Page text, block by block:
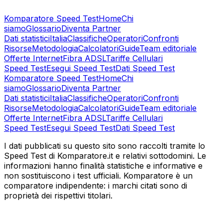
Komparatore Speed TestHomeChi
siamoGlossarioDiventa Partner
Dati statisticiItaliaClassificheOperatoriConfronti
RisorseMetodologiaCalcolatoriGuideTeam editoriale
Offerte InternetFibra ADSLTariffe Cellulari
Speed TestEsegui Speed TestDati Speed Test
Komparatore Speed TestHomeChi
siamoGlossarioDiventa Partner
Dati statisticiItaliaClassificheOperatoriConfronti
RisorseMetodologiaCalcolatoriGuideTeam editoriale
Offerte InternetFibra ADSLTariffe Cellulari
Speed TestEsegui Speed TestDati Speed Test
I dati pubblicati su questo sito sono raccolti tramite lo
Speed Test di Komparatore.it e relativi sottodomini. Le
informazioni hanno finalità statistiche e informative e
non sostituiscono i test ufficiali. Komparatore è un
comparatore indipendente: i marchi citati sono di
proprietà dei rispettivi titolari.